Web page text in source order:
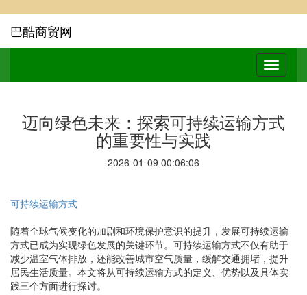
巴酷商贸网
迈向绿色未来：探索可持续运输方式
的重要性与实践
2026-01-09 00:06:06
可持续运输方式
随着全球气候变化的加剧和环境保护意识的提升，发展可持续运输
方式已成为实现绿色发展的关键环节。可持续运输方式不仅有助于
减少温室气体排放，还能改善城市空气质量，缓解交通拥堵，提升
居民生活质量。本文将从可持续运输方式的定义、优势以及具体实
践三个方面进行探讨。